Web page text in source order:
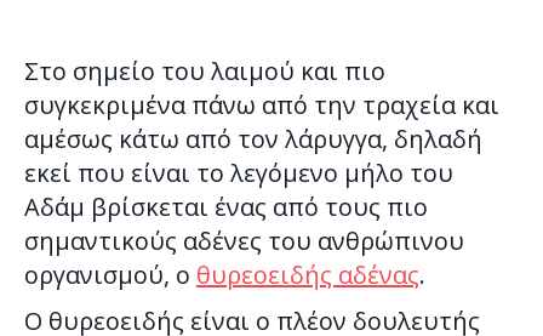
Στο σημείο του λαιμού και πιο
συγκεκριμένα πάνω από την τραχεία και
αμέσως κάτω από τον λάρυγγα, δηλαδή
εκεί που είναι το λεγόμενο μήλο του
Αδάμ βρίσκεται ένας από τους πιο
σημαντικούς αδένες του ανθρώπινου
οργανισμού, ο θυρεοειδής αδένας.
Ο θυρεοειδής είναι ο πλέον δουλευτής